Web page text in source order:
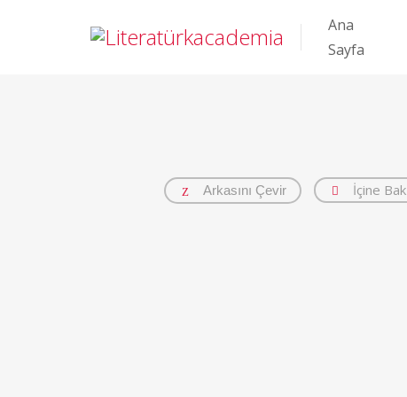
Ana
Sayfa
Arkasını Çevir İçine Bak